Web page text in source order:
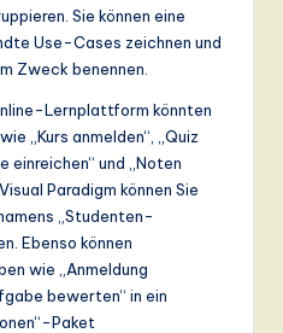
Sie können eine
Use-Cases zeichnen und
Zweck benennen.
Lernplattform könnten
„Kurs anmelden“, „Quiz
einreichen“ und „Noten
Paradigm können Sie
„Studenten-
Ebenso können
wie „Anmeldung
bewerten“ in ein
Paket